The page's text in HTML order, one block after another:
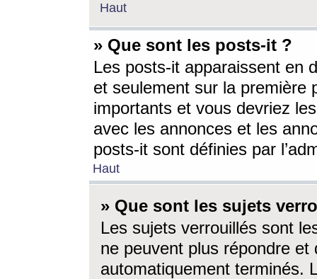
Haut
» Que sont les posts-it ?
Les posts-it apparaissent en
et seulement sur la première
importants et vous devriez
avec les annonces et les
posts-it sont définies par
Haut
» Que sont les sujets
Les sujets verrouillés sont
ne peuvent plus répondre
automatiquement terminés.